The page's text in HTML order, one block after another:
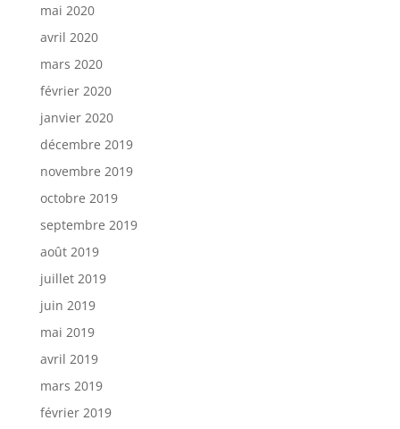
mai 2020
avril 2020
mars 2020
février 2020
janvier 2020
décembre 2019
novembre 2019
octobre 2019
septembre 2019
août 2019
juillet 2019
juin 2019
mai 2019
avril 2019
mars 2019
février 2019